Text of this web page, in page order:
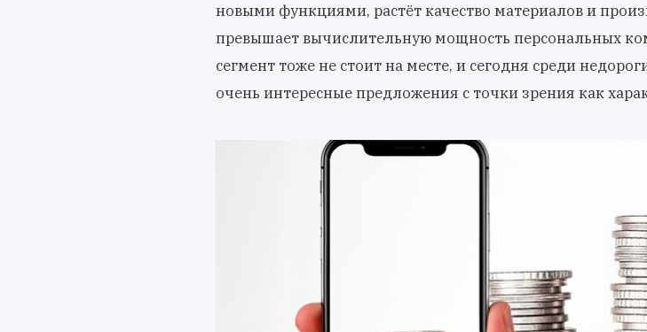
новыми функциями, растёт качество материалов и
превышает вычислительную мощность персональных
сегмент тоже не стоит на месте, и сегодня среди
очень интересные предложения с точки зрения как